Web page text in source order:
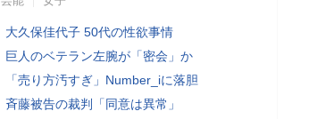
大久保佳代子 50代の性欲事情
巨人のベテラン左腕が「密会」か
「売り方汚すぎ」Number_iに落胆
斉藤被告の裁判「同意は異常」